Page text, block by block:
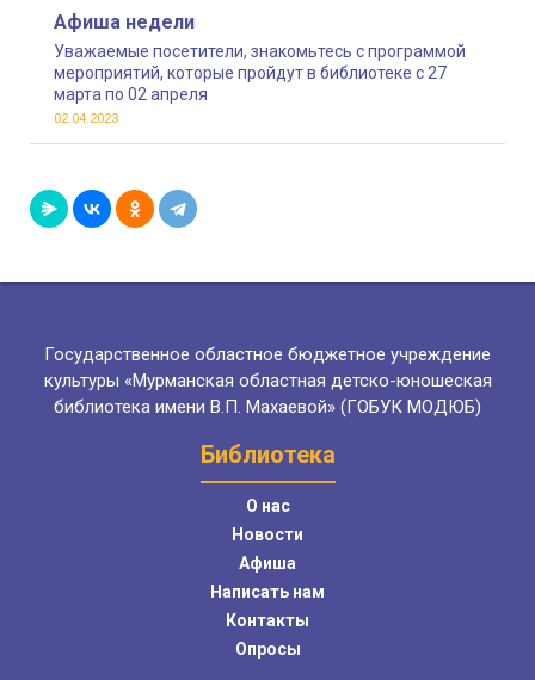
Афиша недели
Уважаемые посетители, знакомьтесь с программой
мероприятий, которые пройдут в библиотеке с 27
марта по 02 апреля
02.04.2023
Государственное областное бюджетное учреждение
культуры «Мурманская областная детско-юношеская
библиотека имени В.П. Махаевой» (ГОБУК МОДЮБ)
Библиотека
О нас
Новости
Афиша
Написать нам
Контакты
Опросы